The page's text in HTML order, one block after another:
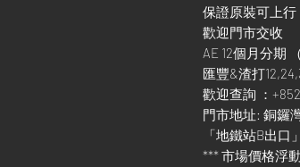
保證原裝可上行
歡迎門市交收
AE 12個月分期
匯豐&渣打
歡迎查詢 ：
門市地址: 銅鑼
「地鐵站B出口」
*** 市場價格浮